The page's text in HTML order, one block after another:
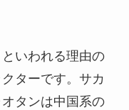
いわれる理由の
ターです。サカ
タンは中国系の